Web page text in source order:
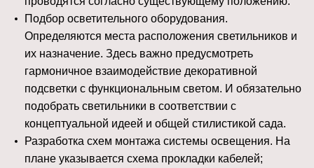
Подбор осветительного оборудования.
Определяются места расположения светильников и
их назначение. Здесь важно предусмотреть
гармоничное взаимодействие декоративной
подсветки с функциональным светом. И обязательно
подобрать светильники в соответствии с
концептуальной идеей и общей стилистикой сада.
Разработка схем монтажа системы освещения. На
плане указывается схема прокладки кабелей;